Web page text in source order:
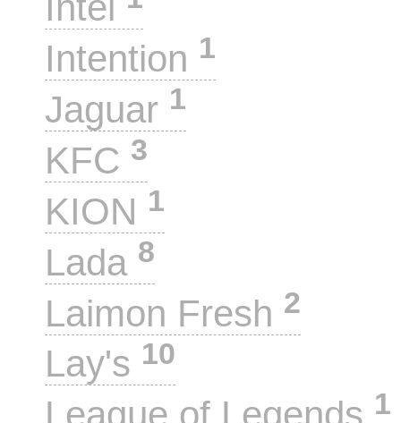
Intention 1
Jaguar 1
KFC 3
KION 1
Lada 8
Laimon Fresh 2
Lay's 10
1